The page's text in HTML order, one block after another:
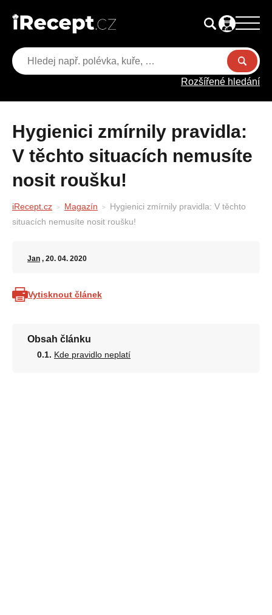
Rozšířené hledání
Hygienici zmírnily pravidla:
V těchto situacích nemusíte
nosit roušku!
iRecept.cz Magazín
Hygienici zmírnily pravidla: V těchto
situacích nemusíte nosit roušku!
Jan , 20. 04. 2020
Vytisknout článek
Obsah článku
Kde pravidlo neplatí